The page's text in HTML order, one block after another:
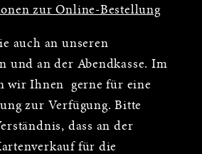
zur Online-Bestellung
auch an unseren
und an der Abendkasse. Im
wir Ihnen gerne für eine
zur Verfügung. Bitte
dass an der
für die